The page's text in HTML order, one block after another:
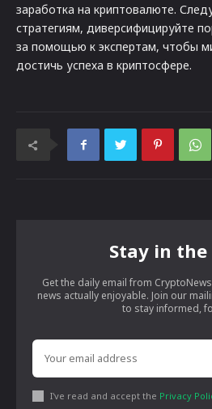
заработка на криптовалюте.
стратегиям, диверсифицируйте
за помощью к экспертам, чтобы
достичь успеха в криптосфере.
Stay in the
Get the daily email from
news actually enjoyable. Join our
to stay informed,
I've read and accept the Privacy